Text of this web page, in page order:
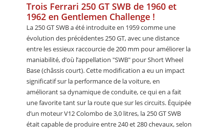
Trois Ferrari 250 GT SWB de 1960 et
1962 en Gentlemen Challenge !
La 250 GT SWB a été introduite en 1959 comme une
évolution des précédentes 250 GT, avec une distance
entre les essieux raccourcie de 200 mm pour améliorer la
maniabilité, d’où l’appellation "SWB" pour Short Wheel
Base (châssis court). Cette modification a eu un impact
significatif sur la performance de la voiture, en
améliorant sa dynamique de conduite, ce qui en a fait
une favorite tant sur la route que sur les circuits. Équipée
d’un moteur V12 Colombo de 3,0 litres, la 250 GT SWB
était capable de produire entre 240 et 280 chevaux, selon